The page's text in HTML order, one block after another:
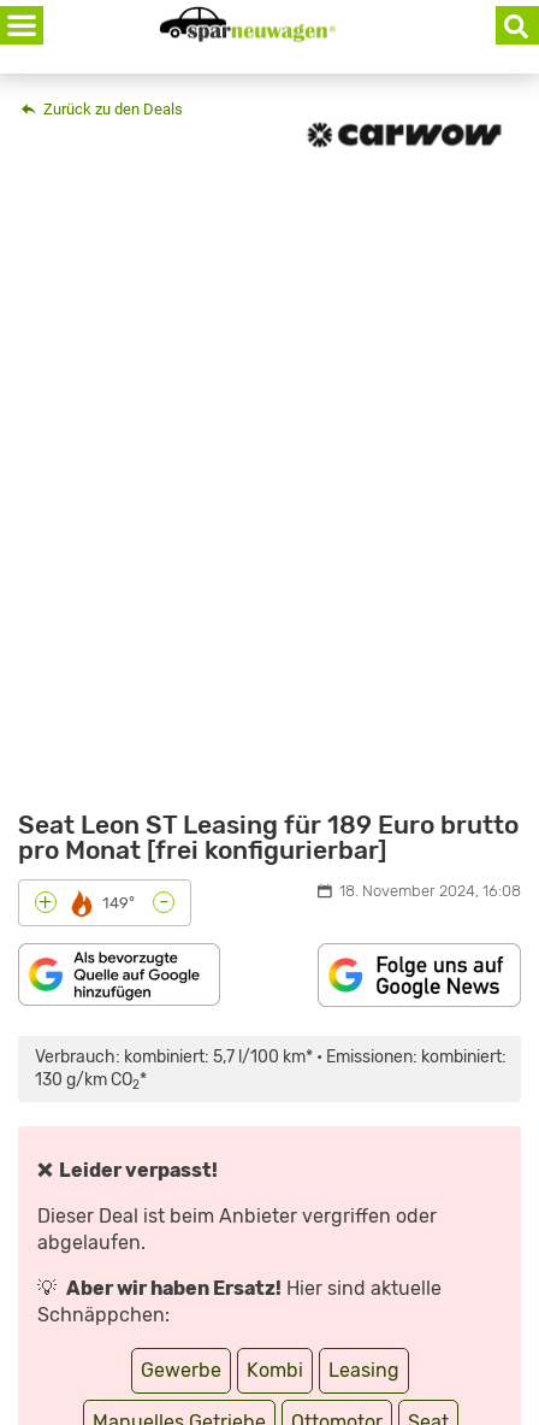
Skip
to
content
Zurück zu den Deals
Seat Leon ST Leasing für 189 Euro brutto
pro Monat [frei konfigurierbar]
+ 149° - 18. November 2024, 16:08
Verbrauch: kombiniert: 5,7 l/100 km* • Emissionen: kombiniert:
130 g/km CO2*
❌ Leider verpasst!
Dieser Deal ist beim Anbieter vergriffen oder
abgelaufen.
💡 Aber wir haben Ersatz! Hier sind aktuelle
Schnäppchen:
Gewerbe Kombi Leasing
(2020):
TEST
MOTOR
VON
YOUTUBE
ANZEIGEN